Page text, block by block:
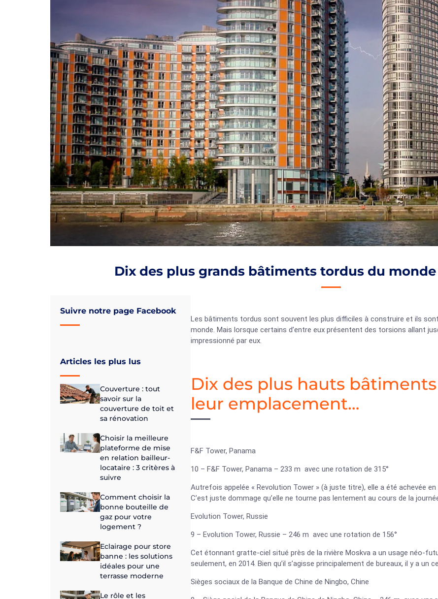
Dix des plus grands bâtiments tordus du
Suivre notre page Facebook
Articles les plus lus
Couverture : tout
savoir sur la
couverture de toit et
sa rénovation
Choisir la meilleure
plateforme de mise
en relation bailleur-
locataire : 3 critères à
suivre
Comment choisir la
bonne bouteille de
gaz pour votre
logement ?
Eclairage pour store
banne : les solutions
idéales pour une
terrasse moderne
Le rôle et les
Les bâtiments tordus sont souvent les plus difficiles à construire et ils
monde. Mais lorsque certains d’entre eux présentent des torsions allant
impressionné par eux.
Dix des plus hauts
leur emplacement…
F&F Tower, Panama
10 – F&F Tower, Panama – 233 m avec une rotation de 315°
Autrefois appelée « Revolution Tower » (à juste titre), elle a été achevée
C’est juste dommage qu’elle ne tourne pas lentement au cours de la
Evolution Tower, Russie
9 – Evolution Tower, Russie – 246 m avec une rotation de 156°
Cet étonnant gratte-ciel situé près de la rivière Moskva a un usage néo-
seulement, en 2014. Bien qu’il s’agisse principalement de bureaux, il y a un
Sièges sociaux de la Banque de Chine de Ningbo, Chine